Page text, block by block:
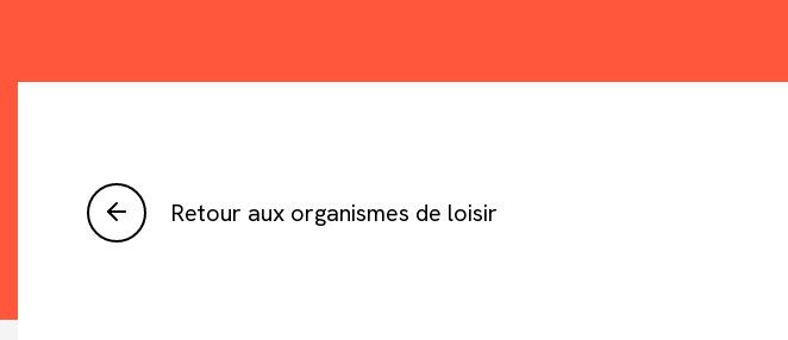
Retour aux organismes de loisir